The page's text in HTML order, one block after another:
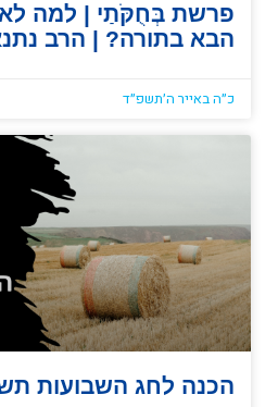
פרשת בְּחֻקֹּתַי | למה לא
הבא בתורה? | הרב
כ״ה באייר ה׳תשפ״ד
הכנה לחג השבועות